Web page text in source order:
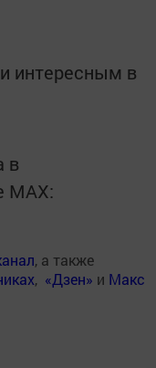
интересным в
в
MАХ:
, а также
, «Дзен» и Макс